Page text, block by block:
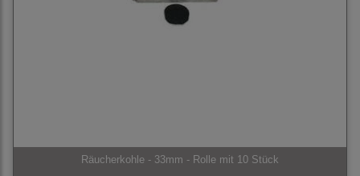
Räucherkohle - 33mm - Rolle mit 10 Stück